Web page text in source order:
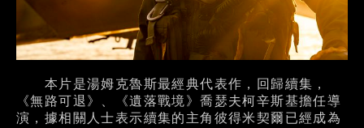
本片是湯姆克魯斯最經典代表作，回歸續集，
《無路可退》、《遺落戰境》喬瑟夫柯辛斯基擔任導
演，據相關人士表示續集的主角彼得米契爾已經成為